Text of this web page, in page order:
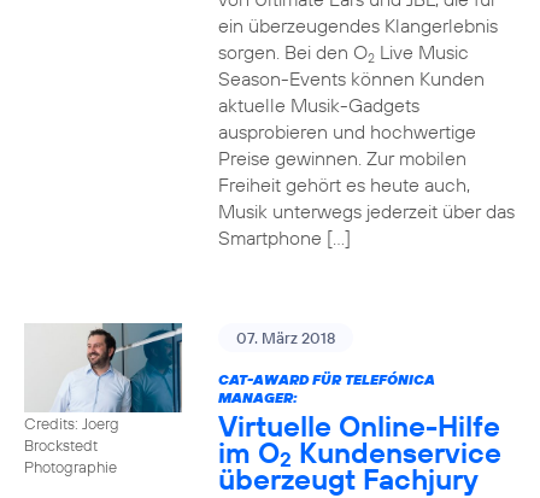
ein überzeugendes Klangerlebnis
sorgen. Bei den O2Live Music
Season-Events können Kunden
aktuelle Musik-Gadgets
ausprobieren und hochwertige
Preise gewinnen. Zur mobilen
Freiheit gehört es heute auch,
Musik unterwegs jederzeit über das
Smartphone […]
Credits: Joerg
Brockstedt
Photographie
07. März 2018
CAT-AWARD FÜR TELEFÓNICA
MANAGER:
Virtuelle Online-Hilfe
im O2 Kundenservice
überzeugt Fachjury